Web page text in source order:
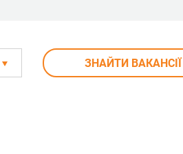
ЗНАЙТИ ВАКАНСІЇ